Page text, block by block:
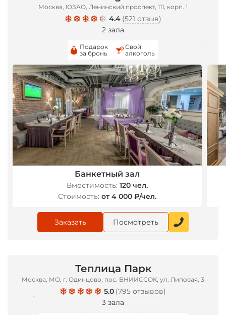
Москва, ЮЗАО, Ленинский проспект, 111, корп. 1
4.4 (521 отзыв)
2 зала
Подарок
за бронь
Свой
алкоголь
Банкетный зал
Вместимость: 120 чел.
Стоимость: от 4 000 ₽/чел.
Заказать Посмотреть
Теплица Парк
Москва, МО, г. Одинцово, пос. ВНИИССОК, ул. Липовая, 3
5.0 (795 отзывов)
3 зала